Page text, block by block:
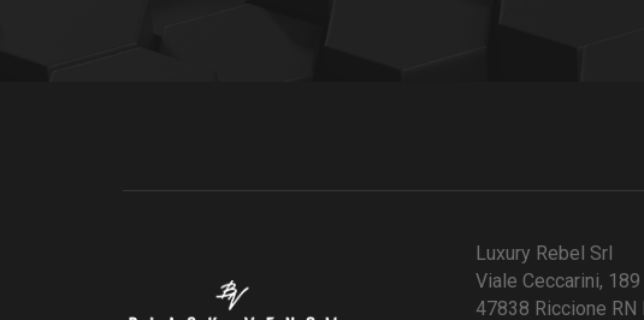
Luxury Rebel Srl
Viale Ceccarini, 189
47838 Riccione RN